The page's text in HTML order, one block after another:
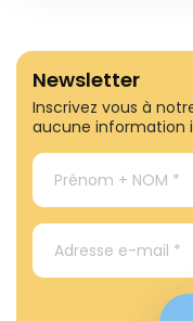
Newsletter
Inscrivez vous à
aucune information